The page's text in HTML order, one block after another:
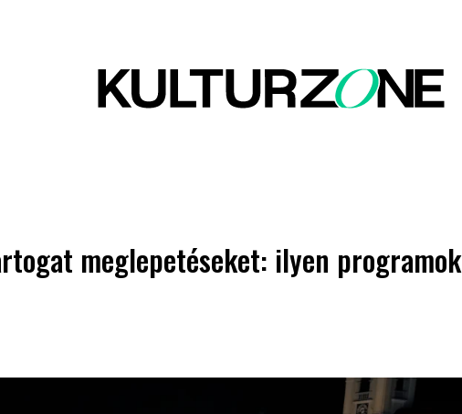
meglepetéseket: ilyen programok